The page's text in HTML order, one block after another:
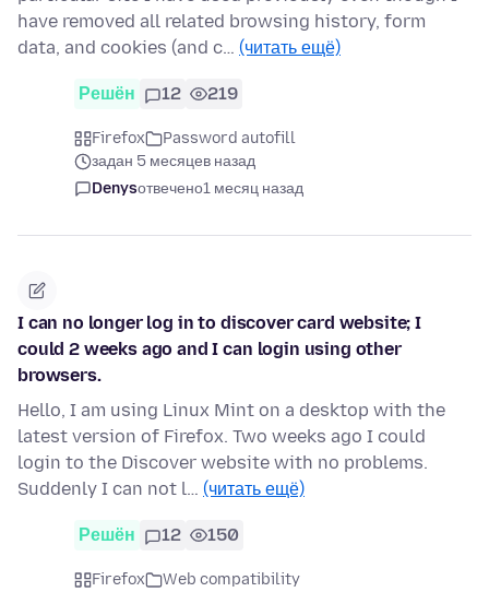
have removed all related browsing history, form
data, and cookies (and c… (читать ещё)
Решён 12 219
Firefox
Password autofill
задан 5 месяцев назад
Denysотвечено1 месяц назад
I can no longer log in to discover card website; I
could 2 weeks ago and I can login using other
browsers.
Hello, I am using Linux Mint on a desktop with the
latest version of Firefox. Two weeks ago I could
login to the Discover website with no problems.
Suddenly I can not l… (читать ещё)
Решён 12 150
Firefox
Web compatibility